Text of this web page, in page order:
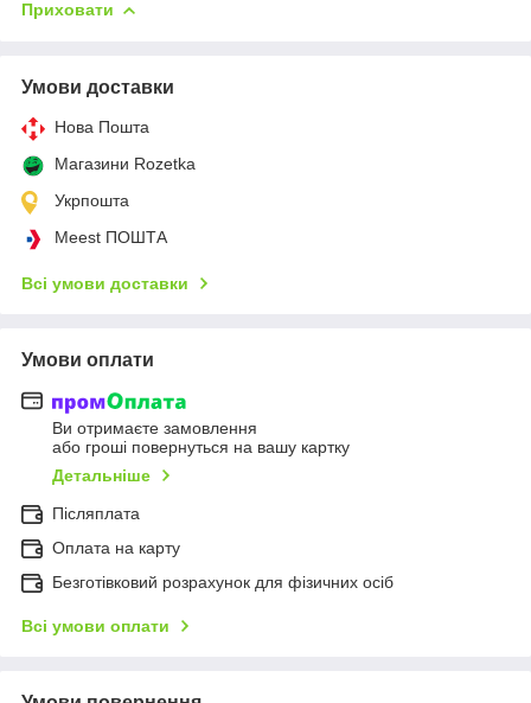
Приховати
Умови доставки
Нова Пошта
Магазини Rozetka
Укрпошта
Meest ПОШТА
Всі умови доставки
Умови оплати
Ви отримаєте замовлення
або гроші повернуться на вашу картку
Детальніше
Післяплата
Оплата на карту
Безготівковий розрахунок для фізичних осіб
Всі умови оплати